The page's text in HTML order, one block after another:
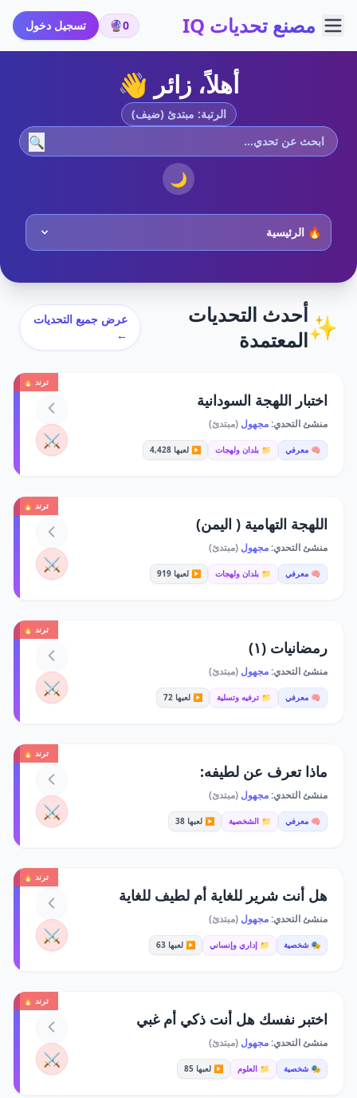
مصنع تحديات IQ 0
🔮 تسجيل دخول
أهلاً، زائر 👋
الرتبة: مبتدئ (ضيف)
🔍
🌙
✨أحدث التحديات
المعتمدة
عرض جميع التحديات
←
ترند 🔥
اختبار اللهجة السودانية
منشئ التحدي:مجهول (مبتدئ)
🧠 معرفي 📁 بلدان ولهجات ▶️ لعبها 4,428 ⚔️
ترند 🔥
اللهجة التهامية ( اليمن)
منشئ التحدي:مجهول (مبتدئ)
🧠 معرفي 📁 بلدان ولهجات ▶️ لعبها 919 ⚔️
ترند 🔥
رمضانيات (١)
منشئ التحدي:مجهول (مبتدئ)
🧠 معرفي 📁 ترفيه وتسلية ▶️ لعبها 72 ⚔️
ترند 🔥
ماذا تعرف عن لطيفه:
منشئ التحدي:مجهول (مبتدئ)
🧠 معرفي 📁 الشخصية ▶️ لعبها 38 ⚔️
ترند 🔥
هل أنت شرير للغاية أم لطيف للغاية
منشئ التحدي:مجهول (مبتدئ)
🎭 شخصية 📁 إداري وإنساني ▶️ لعبها 63 ⚔️
ترند 🔥
اختبر نفسك هل أنت ذكي أم غبي
منشئ التحدي:مجهول (مبتدئ)
🎭 شخصية 📁 العلوم ▶️ لعبها 85 ⚔️